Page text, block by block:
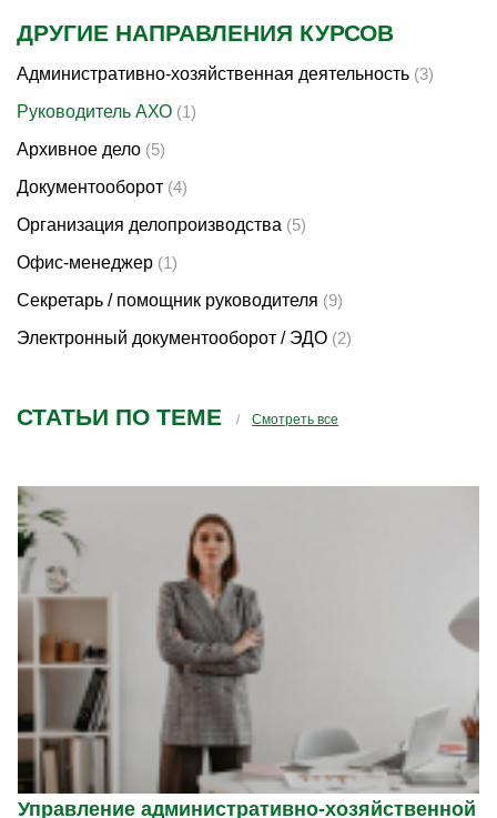
ДРУГИЕ НАПРАВЛЕНИЯ КУРСОВ
Административно-хозяйственная деятельность (3)
Руководитель АХО (1)
Архивное дело (5)
Документооборот (4)
Организация делопроизводства (5)
Офис-менеджер (1)
Секретарь / помощник руководителя (9)
Электронный документооборот / ЭДО (2)
СТАТЬИ ПО ТЕМЕ Смотреть все
Управление административно-хозяйственной